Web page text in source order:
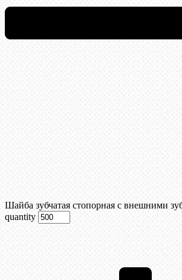
Шайба зубчатая стопорная с внешними
quantity